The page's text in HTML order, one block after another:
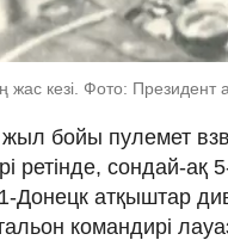
жас кезі. Фото: Президент
бойы пулемет
ретінде, сондай-ақ
Донецк атқыштар
командирі